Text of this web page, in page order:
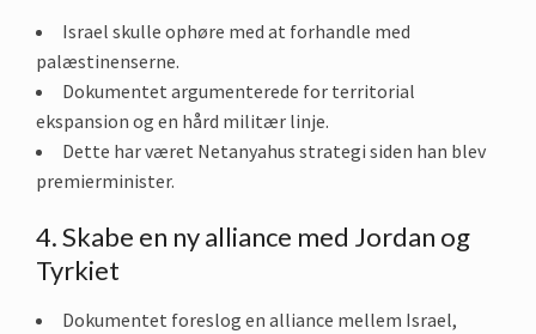
Israel skulle ophøre med at forhandle med
palæstinenserne.
Dokumentet argumenterede for territorial
ekspansion og en hård militær linje.
Dette har været Netanyahus strategi siden han blev
premierminister.
4. Skabe en ny alliance med Jordan og
Tyrkiet
Dokumentet foreslog en alliance mellem Israel,